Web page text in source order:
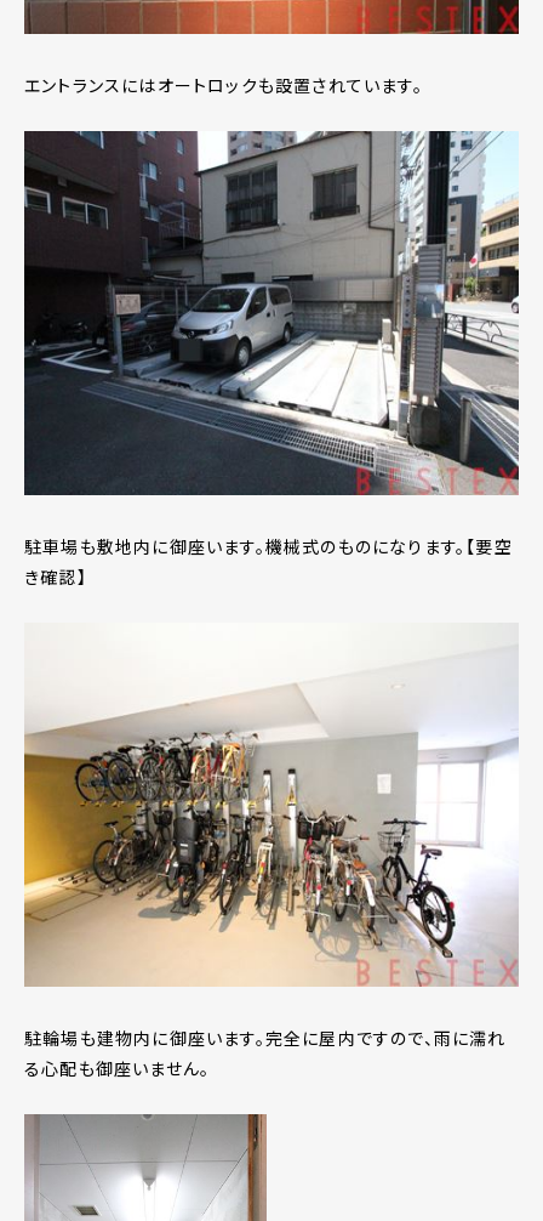
エントランスにはオートロックも設置されています。
駐車場も敷地内に御座います。機械式のものになります。【要空
き確認】
駐輪場も建物内に御座います。完全に屋内ですので、雨に濡れ
る心配も御座いません。